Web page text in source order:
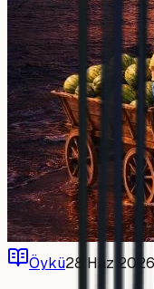
Öykü28 Haz 2026